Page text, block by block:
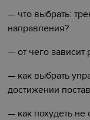
— что выбрать:
направления?
— от чего зависит
— как выбрать
достижении
— как похудеть не